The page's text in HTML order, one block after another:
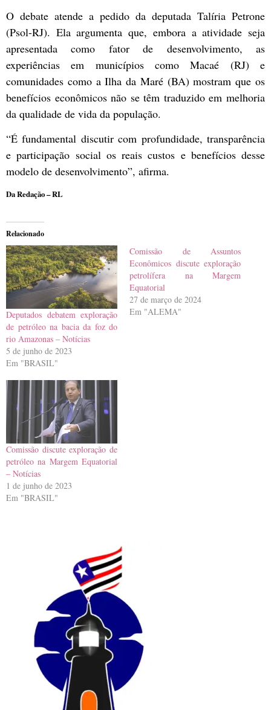
O debate atende a pedido da deputada Talíria Petrone
(Psol-RJ). Ela argumenta que, embora a atividade seja
apresentada como fator de desenvolvimento, as
experiências em municípios como Macaé (RJ) e
comunidades como a Ilha da Maré (BA) mostram que os
benefícios econômicos não se têm traduzido em melhoria
da qualidade de vida da população.
“É fundamental discutir com profundidade, transparência
e participação social os reais custos e benefícios desse
modelo de desenvolvimento”, afirma.
Da Redação – RL
Relacionado
Deputados debatem exploração
de petróleo na bacia da foz do
rio Amazonas – Notícias
5 de junho de 2023
Em "BRASIL"
Comissão de Assuntos
Econômicos discute exploração
petrolífera na Margem
Equatorial
27 de março de 2024
Em "ALEMA"
Comissão discute exploração de
petróleo na Margem Equatorial
– Notícias
1 de junho de 2023
Em "BRASIL"